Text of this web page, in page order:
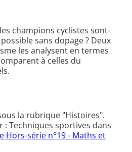
champions cyclistes sont-
sans dopage ? Deux
les analysent en termes
à celles du
la rubrique "Histoires".
: Techniques sportives dans
Hors-série n°19 - Maths et